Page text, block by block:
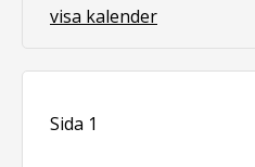
visa kalender
Sida 1